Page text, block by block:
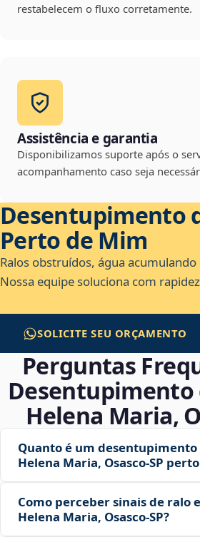
restabelecem o fluxo corretamente.
Assistência e garantia
Disponibilizamos suporte após o
acompanhamento caso seja
Desentupimento
Perto de Mim
Ralos obstruídos, água
Nossa equipe soluciona com
SOLICITE SEU ORÇAMENTO
Perguntas
Desentupimento
Helena Maria,
Quanto é um desentupimento
Helena Maria, Osasco‑SP
Como perceber sinais de ralo
Helena Maria, Osasco‑SP?